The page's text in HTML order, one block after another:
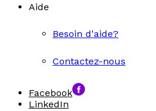
Aide
Besoin d'aide?
Contactez-nous
Facebook
LinkedIn